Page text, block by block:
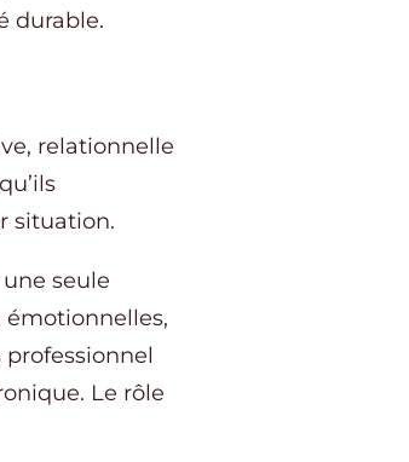
durable.
relationnelle
situation.
seule
émotionnelles,
Le rôle